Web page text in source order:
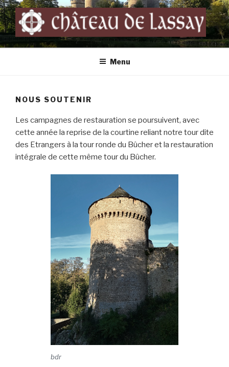
Skip
to
content
LE CHÂTEAU DE LASSAY
Une forteresse médiévale admirablement conservée
Menu
NOUS SOUTENIR
Les campagnes de restauration se poursuivent, avec
cette année la reprise de la courtine reliant notre tour dite
des Etrangers à la tour ronde du Bûcher et la restauration
intégrale de cette même tour du Bûcher.
bdr